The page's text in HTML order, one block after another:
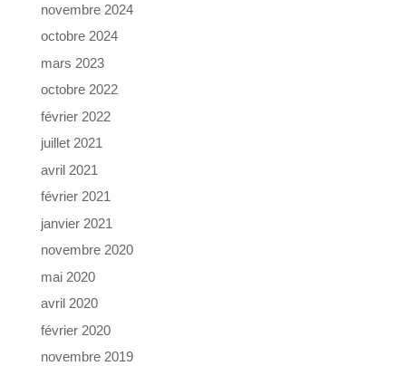
novembre 2024
octobre 2024
mars 2023
octobre 2022
février 2022
juillet 2021
avril 2021
février 2021
janvier 2021
novembre 2020
mai 2020
avril 2020
février 2020
novembre 2019